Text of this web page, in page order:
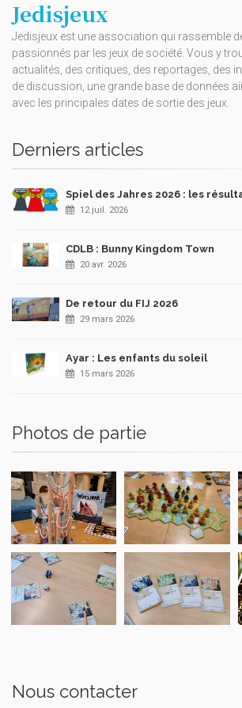
Jedisjeux
Jedisjeux est une association qui rassemble
passionnés par les jeux de société. Vous y
actualités, des critiques, des reportages, des
de discussion, une grande base de données
avec les principales dates de sortie des jeux.
Derniers articles
Spiel des Jahres 2026 : les
12 juil. 2026
CDLB : Bunny Kingdom Town
20 avr. 2026
De retour du FIJ 2026
29 mars 2026
Ayar : Les enfants du soleil
15 mars 2026
Photos de partie
Nous contacter